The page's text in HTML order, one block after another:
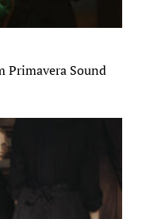
Primavera Sound